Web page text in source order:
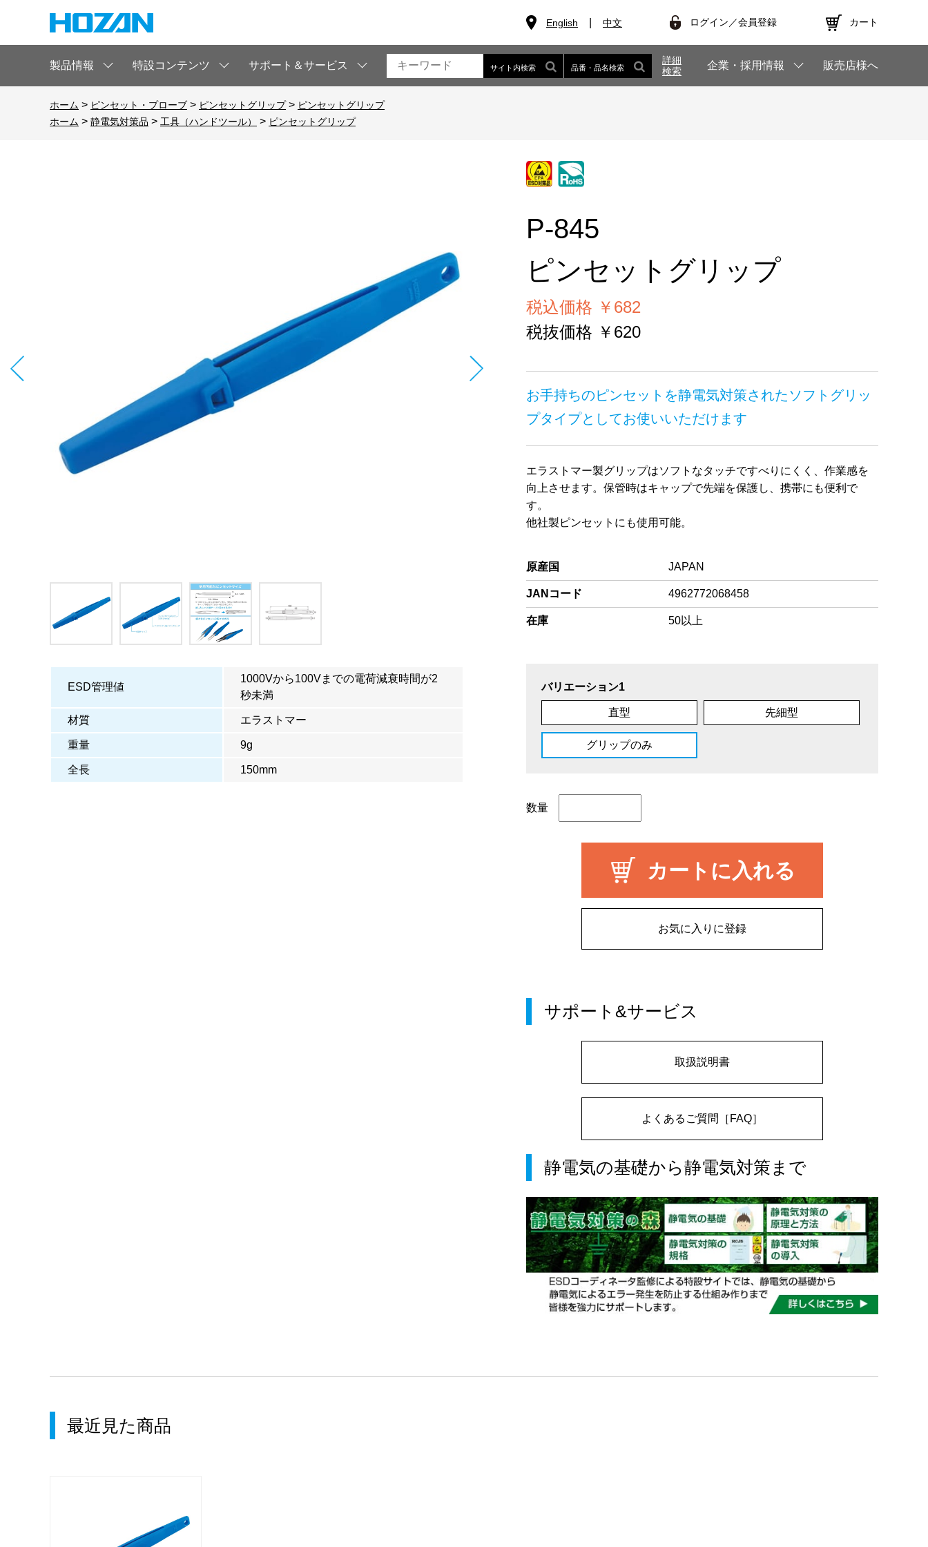
English 中文 ログイン／会員登録 カート
製品情報 特設コンテンツ サポート＆サービス サイト内検索 品番・品名検索
詳細
検索
企業・採用情報 販売店様へ
ホーム > ピンセット・プローブ > ピンセットグリップ > ピンセットグリップ
ホーム > 静電気対策品 > 工具（ハンドツール） > ピンセットグリップ
ESD管理値
1000Vから100Vまでの電荷減衰時間が2
秒未満
材質 エラストマー
重量 9g
全長 150mm
P-845
ピンセットグリップ
税込価格 ￥682
税抜価格 ￥620
お手持ちのピンセットを静電気対策されたソフトグリッ
プタイプとしてお使いいただけます
エラストマー製グリップはソフトなタッチですべりにくく、作業感を
向上させます。保管時はキャップで先端を保護し、携帯にも便利で
す。
他社製ピンセットにも使用可能。
原産国 JAPAN
JANコード 4962772068458
在庫 50以上
バリエーション1
直型 先細型
グリップのみ
数量
カートに入れる
お気に入りに登録
サポート&サービス
取扱説明書
よくあるご質問［FAQ］
静電気の基礎から静電気対策まで
最近見た商品